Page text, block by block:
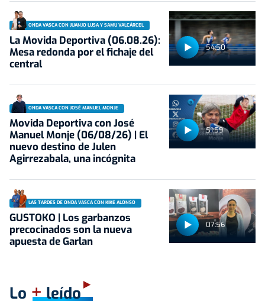
54:50
ONDA VASCA CON JUANJO LUSA Y SAMU VALCÁRCEL
La Movida Deportiva (06.08.26):
Mesa redonda por el fichaje del
central
51:59
ONDA VASCA CON JOSÉ MANUEL MONJE
Movida Deportiva con José
Manuel Monje (06/08/26) | El
nuevo destino de Julen
Agirrezabala, una incógnita
07:56
LAS TARDES DE ONDA VASCA CON KIKE ALONSO
GUSTOKO | Los garbanzos
precocinados son la nueva
apuesta de Garlan
Lo +leído